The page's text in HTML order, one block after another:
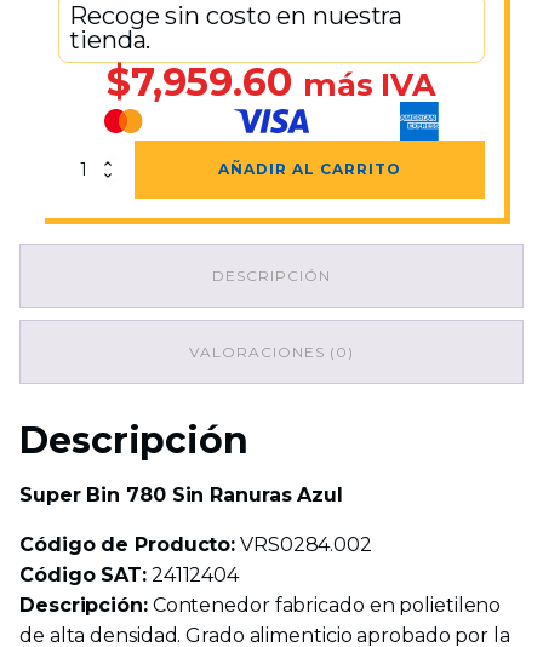
Recoge sin costo en nuestra
tienda.
$7,959.60 más IVA
Super
AÑADIR AL CARRITO
DESCRIPCIÓN
VALORACIONES (0)
Descripción
Super Bin 780 Sin Ranuras Azul
Código de Producto: VRS0284.002
Código SAT:24112404
Descripción:Contenedor fabricado en polietileno
de alta densidad. Grado alimenticio aprobado por la